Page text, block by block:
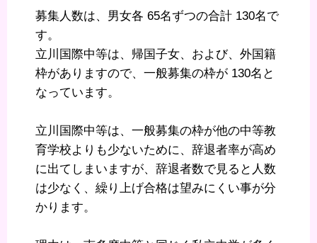
募集人数は、男女各 65名ずつの合計 130名で
す。
立川国際中等は、帰国子女、および、外国籍
枠がありますので、一般募集の枠が 130名と
なっています。
立川国際中等は、一般募集の枠が他の中等教
育学校よりも少ないために、辞退者率が高め
に出てしまいますが、辞退者数で見ると人数
は少なく、繰り上げ合格は望みにくい事が分
かります。